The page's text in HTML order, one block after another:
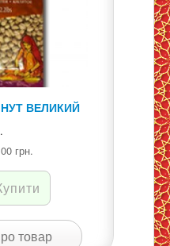
НУТ ВЕЛИКИЙ
грн.
товар